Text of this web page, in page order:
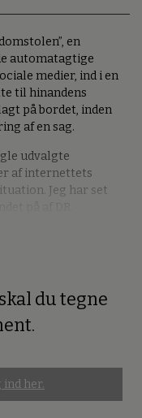
en
automatagtige
medier, ind i en
til hinandens
på bordet, inden
af en sag.
udvalgte
af internettets
Jeg har set
du tegne
ind her.